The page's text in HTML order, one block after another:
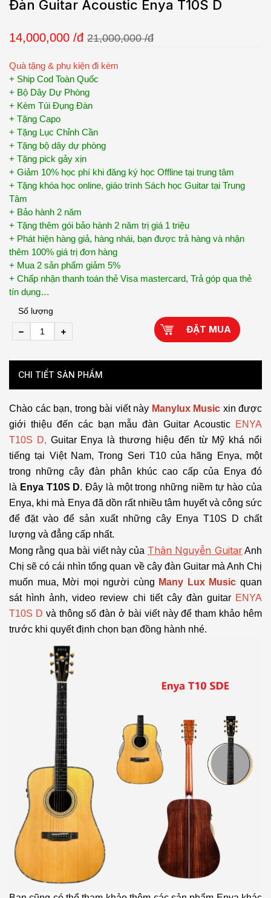
Đàn Guitar Acoustic Enya T10S D
14,000,000 /đ 21,000,000 /đ
Quà tặng & phụ kiện đi kèm
+ Ship Cod Toàn Quốc
+ Bộ Dây Dự Phòng
+ Kèm Túi Đụng Đàn
+ Tặng Capo
+ Tặng Lục Chỉnh Cần
+ Tặng bộ dây dự phòng
+ Tặng pick gảy xịn
+ Giảm 10% học phí khi đăng ký học Offline tại trung tâm
+ Tặng khóa học online, giáo trình Sách học Guitar tại Trung
Tâm
+ Bảo hành 2 năm
+ Tặng thêm gói bảo hành 2 năm trị giá 1 triệu
+ Phát hiện hàng giả, hàng nhái, bạn được trả hàng và nhận
thêm 100% giá trị đơn hàng
+ Mua 2 sản phẩm giảm 5%
+ Chấp nhận thanh toán thẻ Visa mastercard, Trả góp qua thẻ
tín dụng…
Số lượng
ĐẶT MUA
CHI TIẾT SẢN PHẨM
Chào các bạn, trong bài viết này Manylux Music xin được
giới thiệu đến các bạn mẫu đàn Guitar Acoustic ENYA
T10S D, Guitar Enya là thương hiệu đến từ Mỹ khá nổi
tiếng tại Việt Nam, Trong Seri T10 của hãng Enya, một
trong những cây đàn phân khúc cao cấp của Enya đó
là Enya T10S D. Đây là một trong những niềm tự hào của
Enya, khi mà Enya đã dồn rất nhiều tâm huyết và công sức
để đặt vào để sản xuất những cây Enya T10S D chất
lượng và đẳng cấp nhất.
Mong rằng qua bài viết này của Thân Nguyễn Guitar Anh
Chị sẽ có cái nhìn tổng quan về cây đàn Guitar mà Anh Chị
muốn mua, Mời mọi người cùng Many Lux Music quan
sát hình ảnh, video review chi tiết cây đàn guitar ENYA
T10S D và thông số đàn ở bài viết này để tham khảo hêm
trước khi quyết định chọn bạn đồng hành nhé.